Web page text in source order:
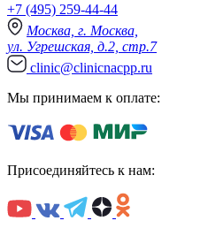
+7 (495) 259-44-44
Москва, г. Москва,
ул. Угрешская, д.2, стр.7
clinic@clinicnacpp.ru
Мы принимаем к оплате:
Присоединяйтесь к нам: